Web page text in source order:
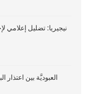
نيجيريا: تضليل إعلامي
العبوديَّة بين اعتذار